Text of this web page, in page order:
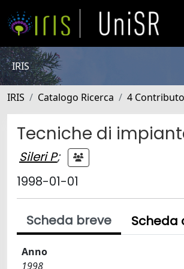
IRIS
IRIS Catalogo Ricerca 4
Tecniche di
Sileri P;
1998-01-01
Scheda breve Scheda
Anno
1998